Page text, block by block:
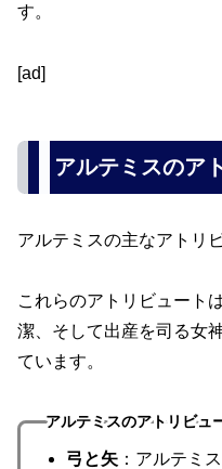
す。
[ad]
アルテミスのア
アルテミスの主なアトリ
これらのアトリビュート
潔、そして出産を司る女
ています。
アルテミスのアトリビュ
弓と矢：アルテミ